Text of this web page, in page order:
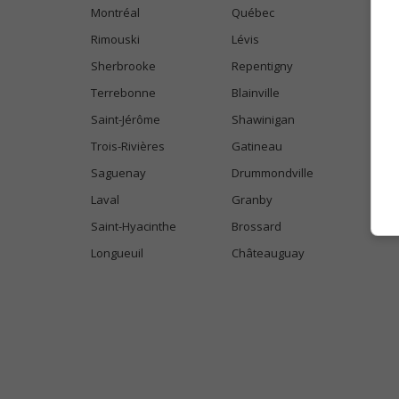
Montréal
Québec
Rimouski
Lévis
Sherbrooke
Repentigny
Terrebonne
Blainville
Saint-Jérôme
Shawinigan
Trois-Rivières
Gatineau
Saguenay
Drummondville
Laval
Granby
Saint-Hyacinthe
Brossard
Longueuil
Châteauguay